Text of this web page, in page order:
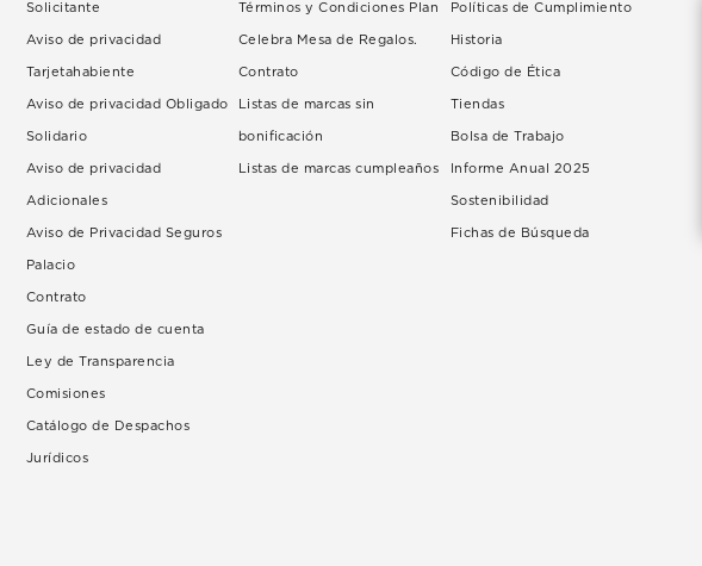
Solicitante
Aviso de privacidad
Tarjetahabiente
Aviso de privacidad Obligado
Solidario
Aviso de privacidad
Adicionales
Aviso de Privacidad Seguros
Palacio
Contrato
Guía de estado de cuenta
Ley de Transparencia
Comisiones
Catálogo de Despachos
Jurídicos
Términos y Condiciones Plan
Celebra Mesa de Regalos.
Contrato
Listas de marcas sin
bonificación
Listas de marcas cumpleaños
Políticas de Cumplimiento
Historia
Código de Ética
Tiendas
Bolsa de Trabajo
Informe Anual 2025
Sostenibilidad
Fichas de Búsqueda